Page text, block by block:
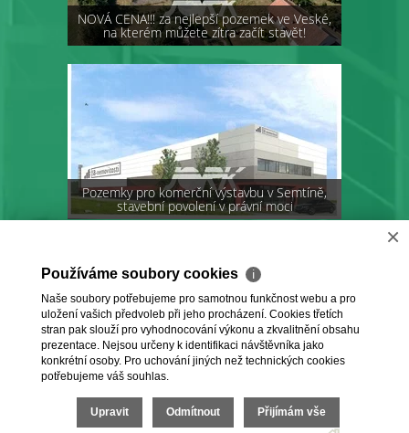
NOVÁ CENA!!! za nejlepší pozemek ve Veské,
na kterém můžete zítra začít stavět!
Pozemky pro komerční výstavbu v Semtíně,
stavební povolení v právní moci
všechna práva vyhrazena |Ochrana osobních údajů
×
Používáme soubory cookies ℹ
Naše soubory potřebujeme pro samotnou funkčnost webu a pro
uložení vašich předvoleb při jeho procházení. Cookies třetích
stran pak slouží pro vyhodnocování výkonu a zkvalitnění obsahu
prezentace. Nejsou určeny k identifikaci návštěvníka jako
konkrétní osoby. Pro uchování jiných než technických cookies
potřebujeme váš souhlas.
Upravit Odmítnout Přijímám vše